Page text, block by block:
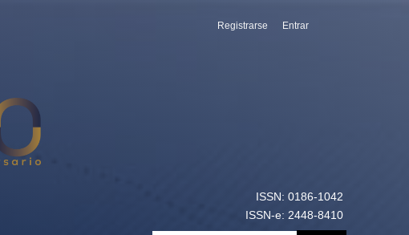
ISSN: 0186-1042
ISSN-e: 2448-8410
en universidades privadas de República Dominicana
Registrarse Entrar